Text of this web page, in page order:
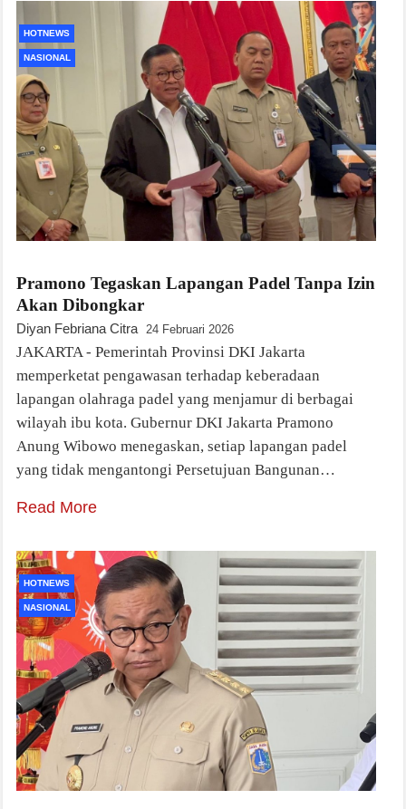
HOTNEWS
NASIONAL
Pramono Tegaskan Lapangan Padel Tanpa Izin
Akan Dibongkar
Diyan Febriana Citra 24 Februari 2026
JAKARTA - Pemerintah Provinsi DKI Jakarta
memperketat pengawasan terhadap keberadaan
lapangan olahraga padel yang menjamur di berbagai
wilayah ibu kota. Gubernur DKI Jakarta Pramono
Anung Wibowo menegaskan, setiap lapangan padel
yang tidak mengantongi Persetujuan Bangunan…
Read More
HOTNEWS
NASIONAL